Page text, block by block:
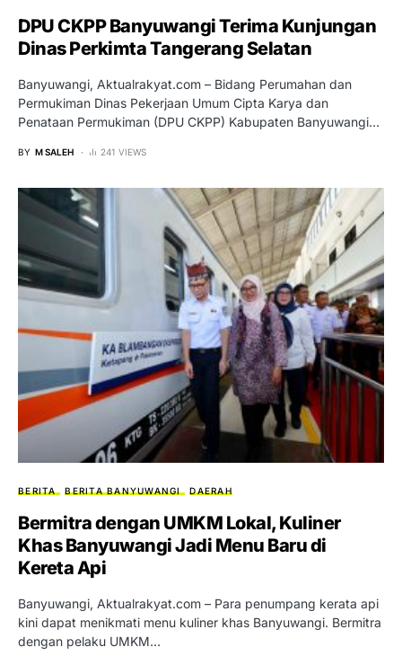
DPU CKPP Banyuwangi Terima Kunjungan
Dinas Perkimta Tangerang Selatan
Banyuwangi, Aktualrakyat.com – Bidang Perumahan dan
Permukiman Dinas Pekerjaan Umum Cipta Karya dan
Penataan Permukiman (DPU CKPP) Kabupaten Banyuwangi…
BY M SALEH 241 VIEWS
BERITA BERITA BANYUWANGI DAERAH
Bermitra dengan UMKM Lokal, Kuliner
Khas Banyuwangi Jadi Menu Baru di
Kereta Api
Banyuwangi, Aktualrakyat.com – Para penumpang kerata api
kini dapat menikmati menu kuliner khas Banyuwangi. Bermitra
dengan pelaku UMKM…